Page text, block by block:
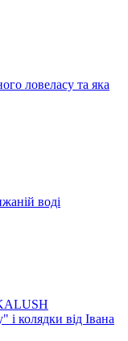
ловеласу та яка
воді
колядки від Івана